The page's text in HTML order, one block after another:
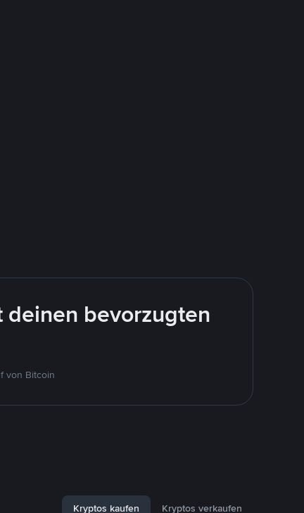
deinen bevorzugten
von Bitcoin
Kryptos kaufen Kryptos verkaufen